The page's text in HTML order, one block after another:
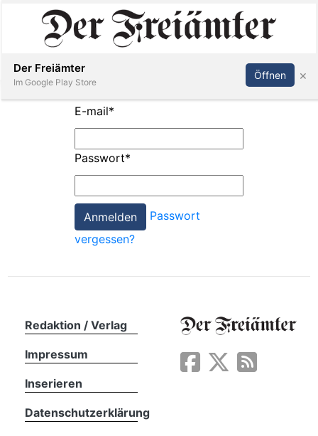
Paper
App
Inserieren Abonnieren Anmelden
E-mail*
Passwort*
Passwort
vergessen?
Redaktion / Verlag
Impressum
Inserieren
Datenschutzerklärung
Der Freiämter
Im Google Play Store
Öffnen ×